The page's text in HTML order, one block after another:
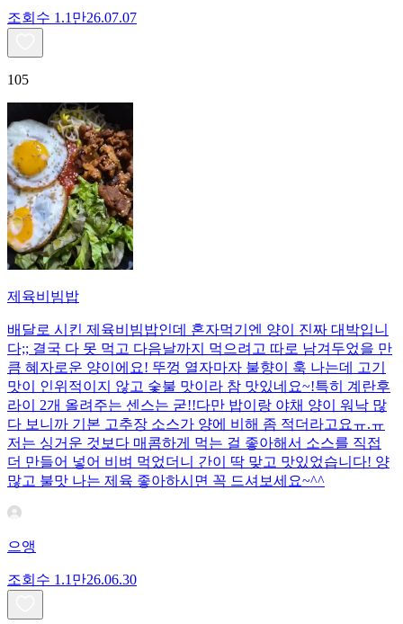
조회수 1.1만26.07.07
105
제육비빔밥
배달로 시킨 제육비빔밥인데 혼자먹기엔 양이 진짜 대박입니
다;; 결국 다 못 먹고 다음날까지 먹으려고 따로 남겨두었을 만
큼 혜자로운 양이에요! 뚜껑 열자마자 불향이 훅 나는데 고기
맛이 인위적이지 않고 숯불 맛이라 참 맛있네요~!특히 계란후
라이 2개 올려주는 센스는 굳!! ​다만 밥이랑 야채 양이 워낙 많
다 보니까 기본 고추장 소스가 양에 비해 좀 적더라고요ㅠ.ㅠ
저는 싱거운 것보다 매콤하게 먹는 걸 좋아해서 소스를 직접
더 만들어 넣어 비벼 먹었더니 간이 딱 맞고 맛있었습니다! 양
많고 불맛 나는 제육 좋아하시면 꼭 드셔보세요~^^
으앵
조회수 1.1만26.06.30